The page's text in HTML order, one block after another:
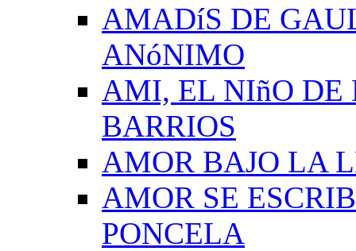
AMADíS DE
ANóNIMO
AMI, EL NIñO DE
BARRIOS
AMOR BAJO LA
AMOR SE
PONCELA